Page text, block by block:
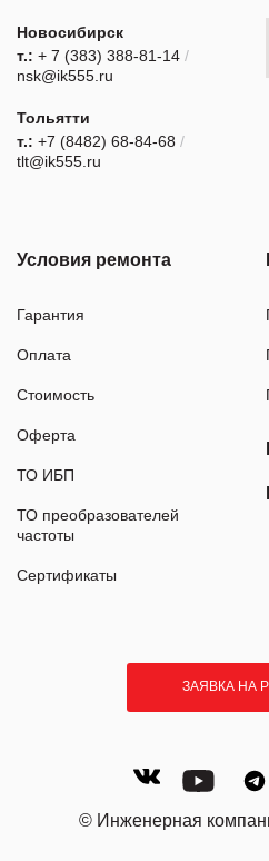
Новосибирск
т.: + 7 (383) 388-81-14 /
nsk@ik555.ru
Тольятти
т.: +7 (8482) 68-84-68 /
tlt@ik555.ru
Условия ремонта
Гарантия
Оплата
Стоимость
Оферта
ТО ИБП
ТО преобразователей
частоты
Сертификаты
ЗАЯВКА НА
© Инженерная